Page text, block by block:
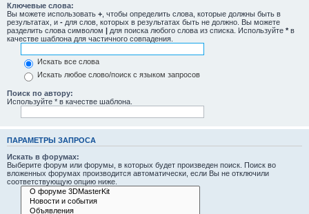
Ключевые слова:
Вы можете использовать + , чтобы определить слова, которые должны быть в
результатах, и - для слов, которых в результатах быть не должно. Вы можете
разделить слова символом | для поиска любого слова из списка. Используйте * в
качестве шаблона для частичного совпадения.
Искать все слова
Искать любое слово/поиск с языком запросов
Поиск по автору:
Используйте * в качестве шаблона.
ПАРАМЕТРЫ ЗАПРОСА
Искать в форумах:
Выберите форум или форумы, в которых будет произведен поиск. Поиск во
вложенных форумах производится автоматически, если Вы не отключили
соответствующую опцию ниже.